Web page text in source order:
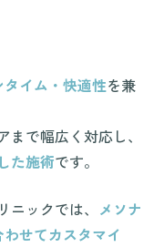
イム・快適性を兼
で幅広く対応し、
た施術です。
ックでは、 メソナ
せてカスタマイ